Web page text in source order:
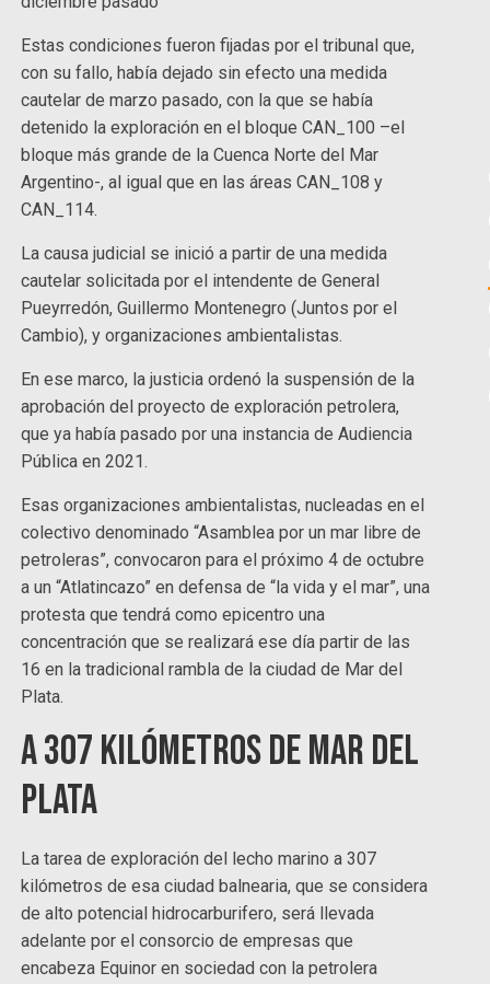
Estas condiciones fueron fijadas por el tribunal que,
con su fallo, había dejado sin efecto una medida
cautelar de marzo pasado, con la que se había
detenido la exploración en el bloque CAN_100 –el
bloque más grande de la Cuenca Norte del Mar
Argentino-, al igual que en las áreas CAN_108 y
CAN_114.
La causa judicial se inició a partir de una medida
cautelar solicitada por el intendente de General
Pueyrredón, Guillermo Montenegro (Juntos por el
Cambio), y organizaciones ambientalistas.
En ese marco, la justicia ordenó la suspensión de la
aprobación del proyecto de exploración petrolera,
que ya había pasado por una instancia de Audiencia
Pública en 2021.
Esas organizaciones ambientalistas, nucleadas en el
colectivo denominado “Asamblea por un mar libre de
petroleras”, convocaron para el próximo 4 de octubre
a un “Atlatincazo” en defensa de “la vida y el mar”, una
protesta que tendrá como epicentro una
concentración que se realizará ese día partir de las
16 en la tradicional rambla de la ciudad de Mar del
Plata.
A 307 kilómetros de Mar del
Plata
La tarea de exploración del lecho marino a 307
kilómetros de esa ciudad balnearia, que se considera
de alto potencial hidrocarburifero, será llevada
adelante por el consorcio de empresas que
encabeza Equinor en sociedad con la petrolera